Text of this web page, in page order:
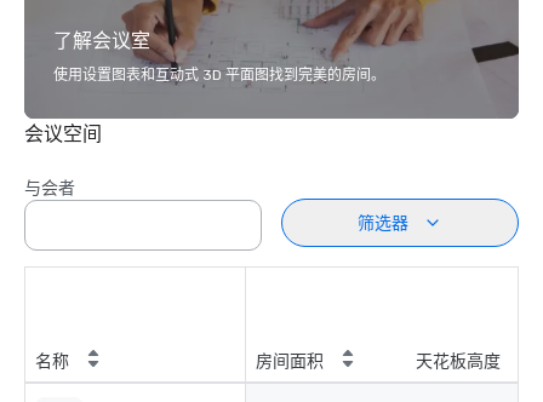
了解会议室
使用设置图表和互动式 3D 平面图找到完美的房间。
会议空间
与会者
筛选器
名称 房间面积 天花板高度